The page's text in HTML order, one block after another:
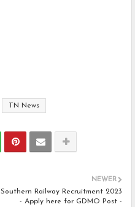
TN News
NEWER
Southern Railway Recruitment 2023
- Apply here for GDMO Post -